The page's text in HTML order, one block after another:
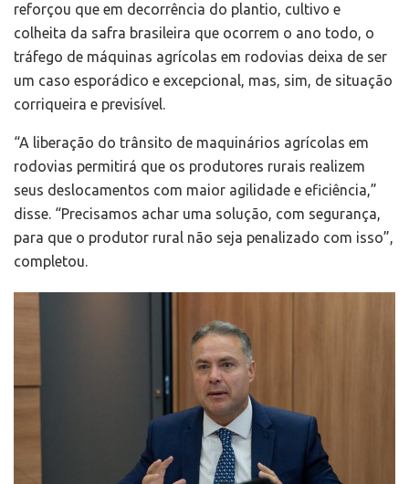
reforçou que em decorrência do plantio, cultivo e
colheita da safra brasileira que ocorrem o ano todo, o
tráfego de máquinas agrícolas em rodovias deixa de ser
um caso esporádico e excepcional, mas, sim, de situação
corriqueira e previsível.
“A liberação do trânsito de maquinários agrícolas em
rodovias permitirá que os produtores rurais realizem
seus deslocamentos com maior agilidade e eficiência,”
disse. “Precisamos achar uma solução, com segurança,
para que o produtor rural não seja penalizado com isso”,
completou.